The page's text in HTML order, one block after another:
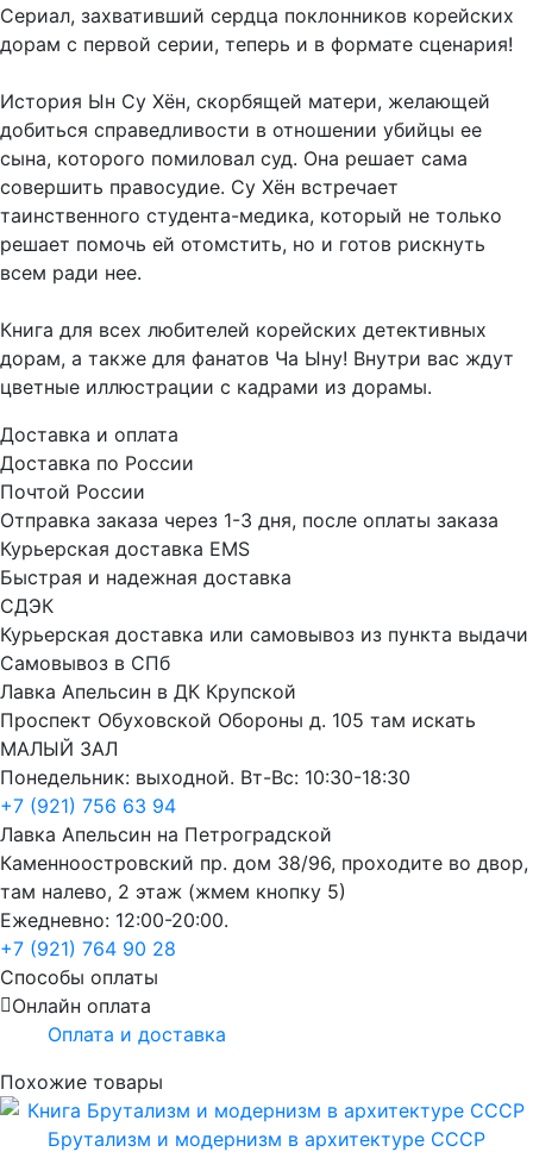
Сериал, захвативший сердца поклонников корейских
дорам с первой серии, теперь и в формате сценария!
История Ын Су Хён, скорбящей матери, желающей
добиться справедливости в отношении убийцы ее
сына, которого помиловал суд. Она решает сама
совершить правосудие. Су Хён встречает
таинственного студента-медика, который не только
решает помочь ей отомстить, но и готов рискнуть
всем ради нее.
Книга для всех любителей корейских детективных
дорам, а также для фанатов Ча Ыну! Внутри вас ждут
цветные иллюстрации с кадрами из дорамы.
Доставка и оплата
Доставка по России
Почтой России
Отправка заказа через 1-3 дня, после оплаты заказа
Курьерская доставка EMS
Быстрая и надежная доставка
СДЭК
Курьерская доставка или самовывоз из пункта выдачи
Самовывоз в СПб
Лавка Апельсин в ДК Крупской
Проспект Обуховской Обороны д. 105 там искать
МАЛЫЙ ЗАЛ
Понедельник: выходной. Вт-Вс: 10:30-18:30
+7 (921) 756 63 94
Лавка Апельсин на Петроградской
Каменноостровский пр. дом 38/96, проходите во двор,
там налево, 2 этаж (жмем кнопку 5)
Ежедневно: 12:00-20:00.
+7 (921) 764 90 28
Способы оплаты
Онлайн оплата
Оплата и доставка
Похожие товары
Брутализм и модернизм в архитектуре СССР